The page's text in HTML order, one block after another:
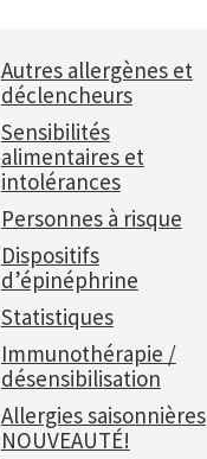
Autres allergènes et
déclencheurs
Sensibilités
alimentaires et
intolérances
Personnes à risque
Dispositifs
d’épinéphrine
Statistiques
Immunothérapie /
désensibilisation
Allergies saisonnières
NOUVEAUTÉ!